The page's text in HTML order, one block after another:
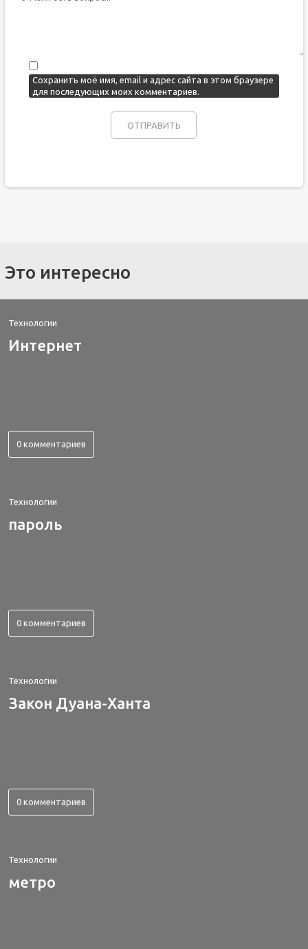
Сохранить моё имя, email и адрес сайта в этом браузере
для последующих моих комментариев.
Это интересно
Технологии
Интернет
0 комментариев
Технологии
пароль
0 комментариев
Технологии
Закон Дуана-Ханта
0 комментариев
Технологии
метро